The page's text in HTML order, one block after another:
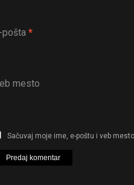
pošta *
mesto
Sačuvaj moje ime, e-poštu i veb